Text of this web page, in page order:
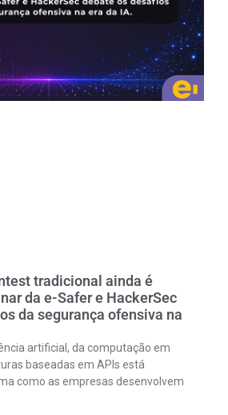
tradicional ainda é
da e-Safer e HackerSec
da segurança ofensiva na
artificial, da computação em
baseadas em APIs está
como as empresas desenvolvem